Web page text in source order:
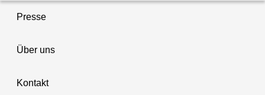
Presse
Über uns
Kontakt